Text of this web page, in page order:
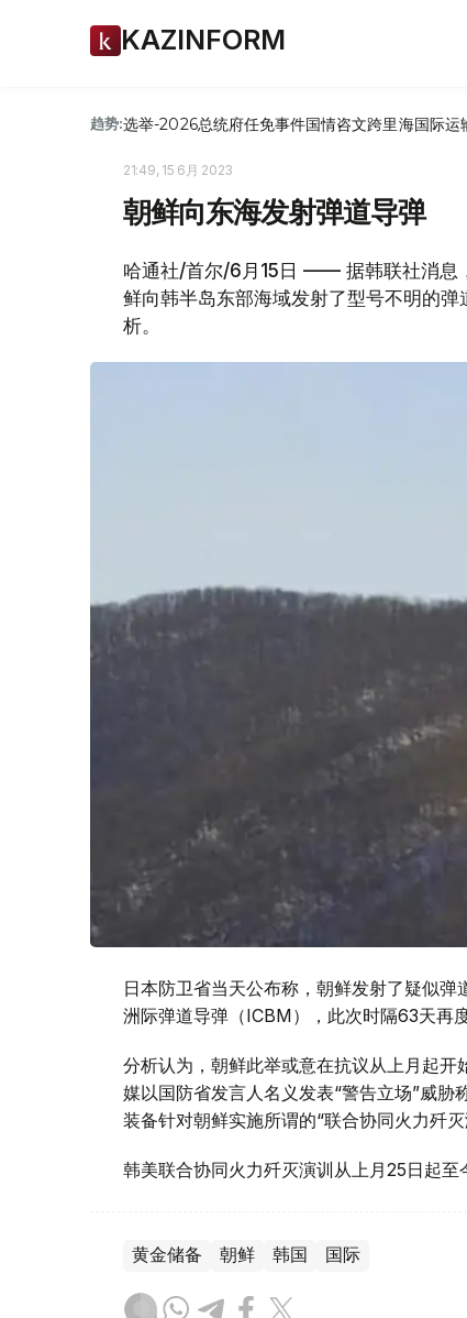
KAZINFORM
趋势:选举-2026总统府任免事件国情咨文跨里海国际运
21:49, 15 6月 2023
朝鲜向东海发射弹道导弹
哈通社/首尔/6月15日 —— 据韩联社消息
鲜向韩半岛东部海域发射了型号不明的
析。
日本防卫省当天公布称，朝鲜发射了疑似
洲际弹道导弹（ICBM），此次时隔63天再
分析认为，朝鲜此举或意在抗议从上月起
媒以国防省发言人名义发表“警告立场”威
装备针对朝鲜实施所谓的“联合协同火力歼
韩美联合协同火力歼灭演训从上月25日起至
黄金储备 朝鲜 韩国 国际